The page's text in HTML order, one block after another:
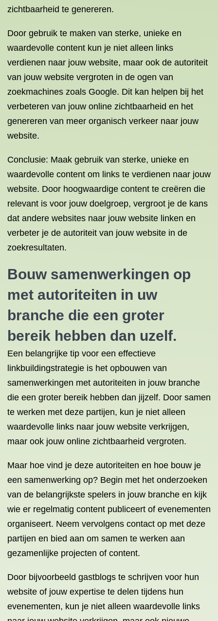
zichtbaarheid te genereren.
Door gebruik te maken van sterke, unieke en
waardevolle content kun je niet alleen links
verdienen naar jouw website, maar ook de autoriteit
van jouw website vergroten in de ogen van
zoekmachines zoals Google. Dit kan helpen bij het
verbeteren van jouw online zichtbaarheid en het
genereren van meer organisch verkeer naar jouw
website.
Conclusie: Maak gebruik van sterke, unieke en
waardevolle content om links te verdienen naar jouw
website. Door hoogwaardige content te creëren die
relevant is voor jouw doelgroep, vergroot je de kans
dat andere websites naar jouw website linken en
verbeter je de autoriteit van jouw website in de
zoekresultaten.
Bouw samenwerkingen op
met autoriteiten in uw
branche die een groter
bereik hebben dan uzelf.
Een belangrijke tip voor een effectieve
linkbuildingstrategie is het opbouwen van
samenwerkingen met autoriteiten in jouw branche
die een groter bereik hebben dan jijzelf. Door samen
te werken met deze partijen, kun je niet alleen
waardevolle links naar jouw website verkrijgen,
maar ook jouw online zichtbaarheid vergroten.
Maar hoe vind je deze autoriteiten en hoe bouw je
een samenwerking op? Begin met het onderzoeken
van de belangrijkste spelers in jouw branche en kijk
wie er regelmatig content publiceert of evenementen
organiseert. Neem vervolgens contact op met deze
partijen en bied aan om samen te werken aan
gezamenlijke projecten of content.
Door bijvoorbeeld gastblogs te schrijven voor hun
website of jouw expertise te delen tijdens hun
evenementen, kun je niet alleen waardevolle links